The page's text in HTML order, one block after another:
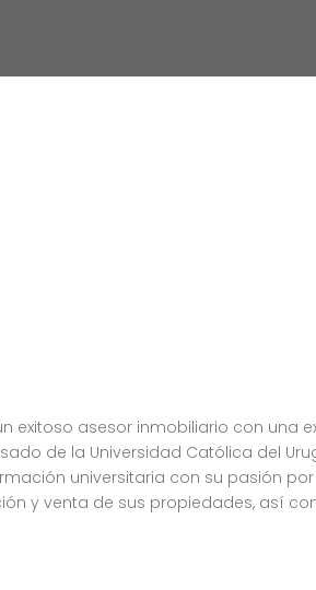
exitoso asesor inmobiliario con una
de la Universidad Católica del
universitaria con su pasión
y venta de sus propiedades, así